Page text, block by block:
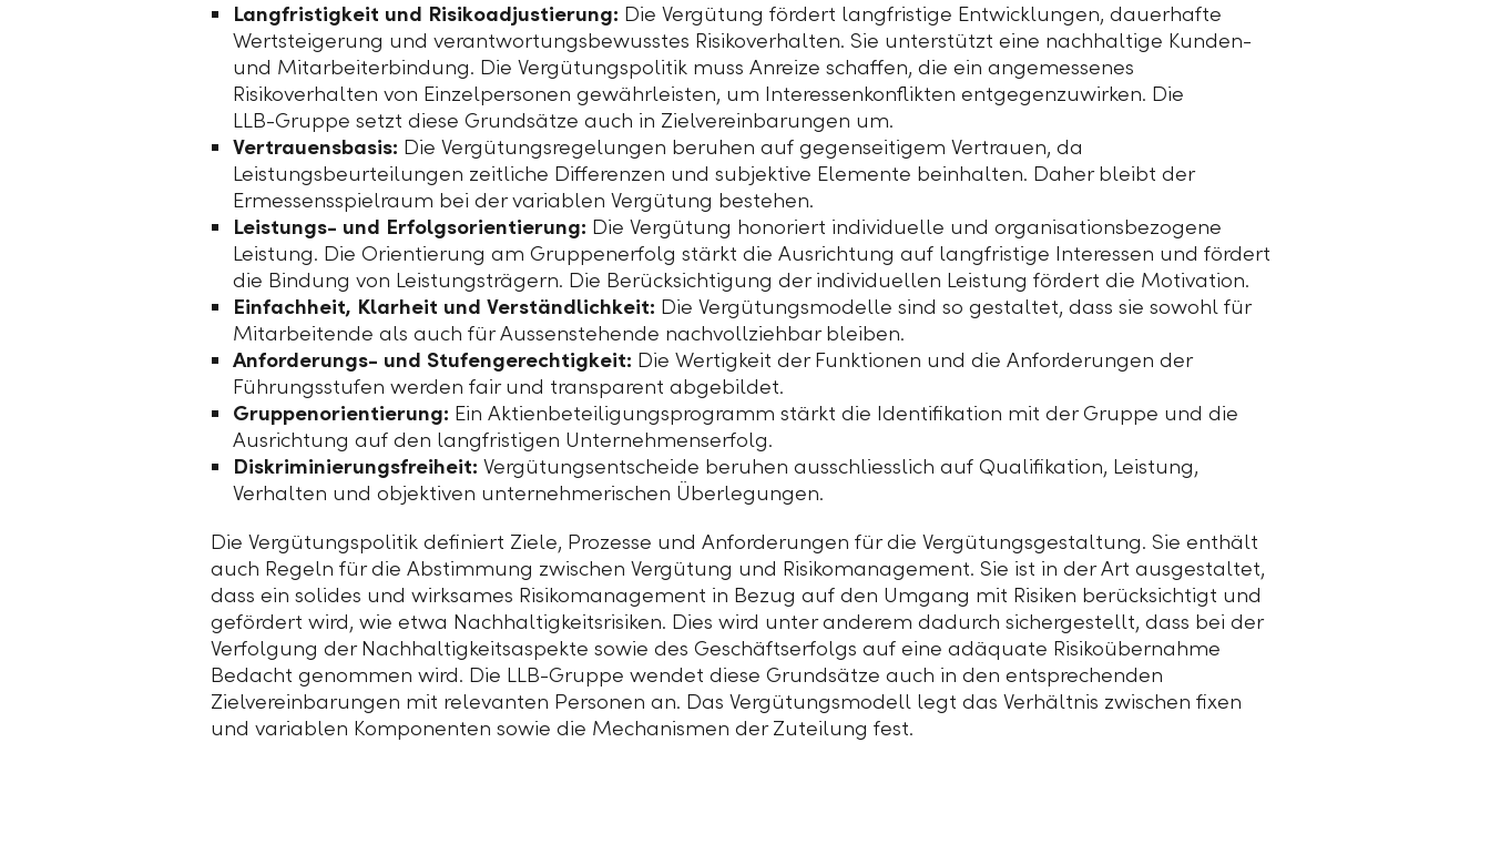
Langfristigkeit und Risikoadjustierung: Die Vergütung fördert langfristige Entwicklungen, dauerhafte
Wertsteigerung und verantwortungsbewusstes Risikoverhalten. Sie unterstützt eine nachhaltige Kunden-
und Mitarbeiterbindung. Die Vergütungspolitik muss Anreize schaffen, die ein angemessenes
Risikoverhalten von Einzelpersonen gewährleisten, um Interessenkonflikten entgegenzuwirken. Die
LLB-Gruppe setzt diese Grundsätze auch in Zielvereinbarungen um.
Vertrauensbasis: Die Vergütungsregelungen beruhen auf gegenseitigem Vertrauen, da
Leistungsbeurteilungen zeitliche Differenzen und subjektive Elemente beinhalten. Daher bleibt der
Ermessensspielraum bei der variablen Vergütung bestehen.
Leistungs- und Erfolgsorientierung: Die Vergütung honoriert individuelle und organisationsbezogene
Leistung. Die Orientierung am Gruppenerfolg stärkt die Ausrichtung auf langfristige Interessen und fördert
die Bindung von Leistungsträgern. Die Berücksichtigung der individuellen Leistung fördert die Motivation.
Einfachheit, Klarheit und Verständlichkeit: Die Vergütungsmodelle sind so gestaltet, dass sie sowohl für
Mitarbeitende als auch für Aussenstehende nachvollziehbar bleiben.
Anforderungs- und Stufengerechtigkeit: Die Wertigkeit der Funktionen und die Anforderungen der
Führungsstufen werden fair und transparent abgebildet.
Gruppenorientierung: Ein Aktienbeteiligungsprogramm stärkt die Identifikation mit der Gruppe und die
Ausrichtung auf den langfristigen Unternehmenserfolg.
Diskriminierungsfreiheit: Vergütungsentscheide beruhen ausschliesslich auf Qualifikation, Leistung,
Verhalten und objektiven unternehmerischen Überlegungen.
Die Vergütungspolitik definiert Ziele, Prozesse und Anforderungen für die Vergütungsgestaltung. Sie enthält
auch Regeln für die Abstimmung zwischen Vergütung und Risikomanagement. Sie ist in der Art ausgestaltet,
dass ein solides und wirksames Risikomanagement in Bezug auf den Umgang mit Risiken berücksichtigt und
gefördert wird, wie etwa Nachhaltigkeitsrisiken. Dies wird unter anderem dadurch sichergestellt, dass bei der
Verfolgung der Nachhaltigkeitsaspekte sowie des Geschäftserfolgs auf eine adäquate Risikoübernahme
Bedacht genommen wird. Die LLB-Gruppe wendet diese Grundsätze auch in den entsprechenden
Zielvereinbarungen mit relevanten Personen an. Das Vergütungsmodell legt das Verhältnis zwischen fixen
und variablen Komponenten sowie die Mechanismen der Zuteilung fest.